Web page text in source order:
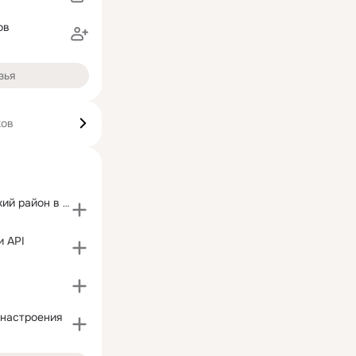
Старополтавский район в точке - RU
API